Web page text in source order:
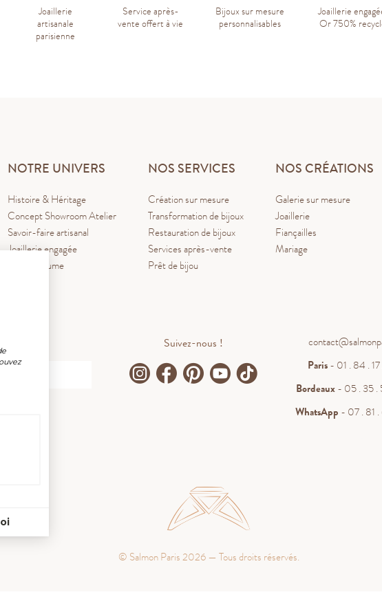
paramètres de confidentialité, en garantissant la conformité avec les
Joaillerie
artisanale
parisienne
Service après-
vente offert à vie
Bijoux sur mesure
personnalisables
Joaillerie
Or 750%
NOTRE UNIVERS
Histoire & Héritage
Concept Showroom Atelier
Savoir-faire artisanal
Joaillerie engagée
Blog La Plume
NOS SERVICES
Création sur mesure
Transformation de bijoux
Restauration de bijoux
Services après-vente
Prêt de bijou
NOS CRÉATIONS
Galerie sur mesure
Joaillerie
Fiançailles
Mariage
Suivez-nous !
Paris- 01 . 84 .
Bordeaux- 05 . 35 .
WhatsApp - 07 . 81
© Salmon Paris 2026 — Tous droits réservés.